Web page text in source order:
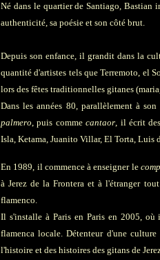
Né dans le quartier de Santiago, Bastian
authenticité, sa poésie et son côté brut.
Depuis son enfance, il grandit dans la
quantité d'artistes tels que Terremoto, el
lors des fêtes traditionnelles gitanes
Dans les années 80, parallèlement à
palmero, puis commecantaor, il écrit
Isla, Ketama, Juanito Villar, El Torta, Luis
En 1989, il commence à enseigner le
à Jerez de la Frontera et à l'étranger
flamenco.
Il s'installe à Paris en Paris en 2005, où
flamenca locale. Détenteur d'une
l'histoire et des histoires des gitans de